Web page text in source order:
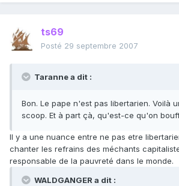
ts69
Posté 29 septembre 2007
Taranne a dit :
Bon. Le pape n'est pas libertarien. Voilà
scoop. Et à part çà, qu'est-ce qu'on
Il y a une nuance entre ne pas etre
chanter les refrains des méchants
responsable de la pauvreté dans le monde.
WALDGANGER a dit :